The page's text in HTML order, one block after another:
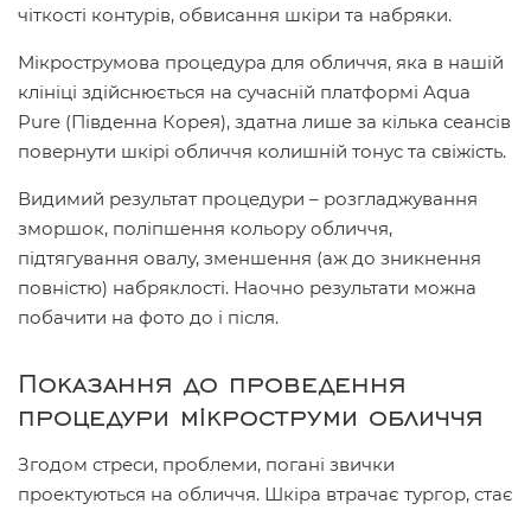
чіткості контурів, обвисання шкіри та набряки.
Мікрострумова процедура для обличчя, яка в нашій
клініці здійснюється на сучасній платформі Aqua
Pure (Південна Корея), здатна лише за кілька сеансів
повернути шкірі обличчя колишній тонус та свіжість.
Видимий результат процедури – розгладжування
зморшок, поліпшення кольору обличчя,
підтягування овалу, зменшення (аж до зникнення
повністю) набряклості. Наочно результати можна
побачити на фото до і після.
Показання до проведення
процедури мікроструми обличчя
Згодом стреси, проблеми, погані звички
проектуються на обличчя. Шкіра втрачає тургор, стає